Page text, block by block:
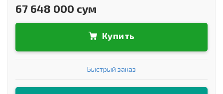
67 648 000 сум
Купить
Быстрый заказ